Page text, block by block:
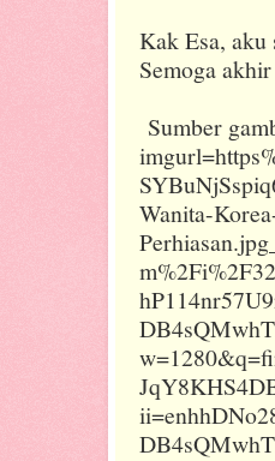
Kak Esa, aku
Semoga
Sumber
Wanita-